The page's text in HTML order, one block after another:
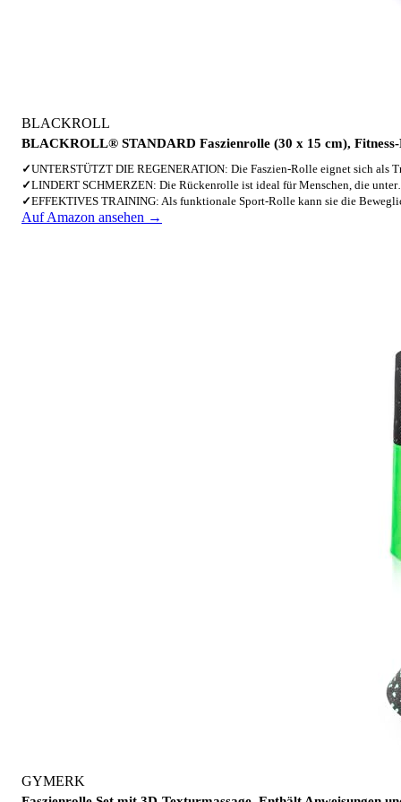
BLACKROLL
BLACKROLL® STANDARD Faszienrolle (30 x 15 cm),
✓UNTERSTÜTZT DIE REGENERATION: Die Faszien-Rolle eignet sich als
✓LINDERT SCHMERZEN: Die Rückenrolle ist ideal für Menschen, die
✓EFFEKTIVES TRAINING: Als funktionale Sport-Rolle kann sie die
Auf Amazon ansehen →
GYMERK